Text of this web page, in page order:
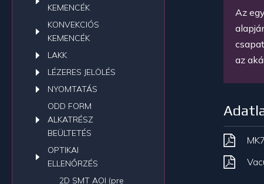
KEMENCÉK
KONVEKCIÓS
KEMENCÉK
LAKK
LÉZERES JELÖLÉS
NYOMTATÁS
ODD FORM
ALKATRÉSZ
BEÜLTETÉS
OPTIKAI
ELLENŐRZÉS
2D SMT AOI (pre
Az
az